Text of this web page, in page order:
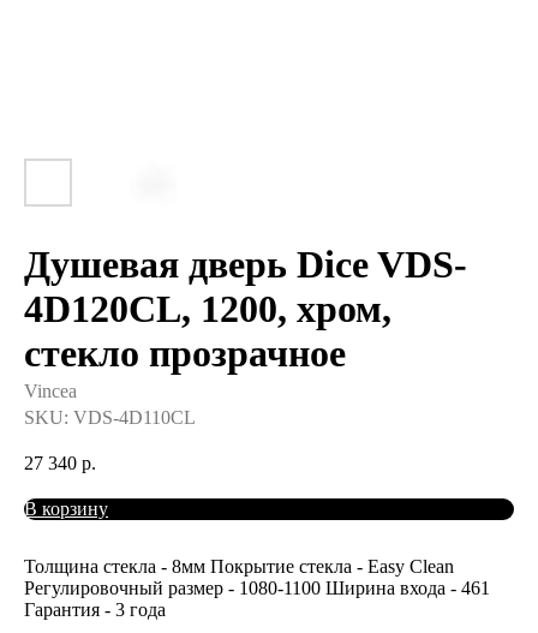
Душевая дверь Dice VDS-
4D120CL, 1200, хром,
стекло прозрачное
Vincea
SKU: VDS-4D110CL
27 340 р.
В корзину
Толщина стекла - 8мм Покрытие стекла - Easy Clean
Регулировочный размер - 1080-1100 Ширина входа - 461
Гарантия - 3 года